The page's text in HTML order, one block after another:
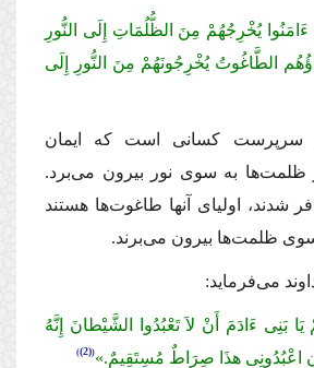
ءَامَنُوا یُخْرِجُهُمْ مِنَ الظُّلُمَاتِ إِلَى النُّورِ
الطَّاغُوتُ یُخْرِجُونَهُمْ مِنَ النُّورِ إِلَى
سرپرست كسانى است كه ایمان
از ظلمت‌ها به سوى نور بیرون مى‌برد.
شدند، اولیاى آنها طاغوت‌ها هستند
سوى ظلمت‌ها بیرون مى‌برند.
مى‌فرماید:
یَا بَنِى ءَادَمَ أَنْ لاَ تَعْبُدُوا الشَّیْطانَ إِنَّهُ
اعْبُدُونِى هذَا صِرَاطٌ مُسِتَقِیمٌ.» (2)